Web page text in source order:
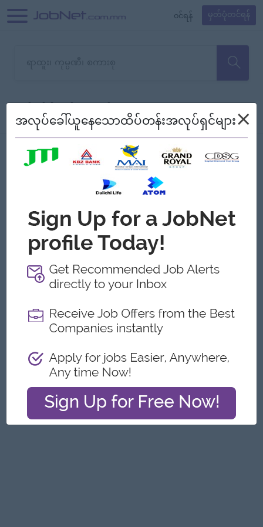
၀င်ရန် မှတ်ပုံတင်ရန်
သော အလုပ်မရှိသေးပါ။
စစ်ရန် စဉ်၍ကြည့်မည်
Myanmar
အလုပ်ခေါ်ယူနေသောထိပ်တန်းအလုပ်ရှင်များ×